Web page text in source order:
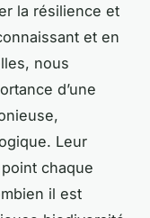
la résilience et
et en
nous
d’une
Leur
chaque
il est